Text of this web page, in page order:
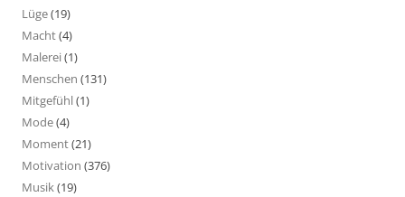
Lüge(19)
Macht(4)
Malerei(1)
Menschen (131)
Mitgefühl(1)
Mode(4)
Moment(21)
Motivation (376)
Musik(19)